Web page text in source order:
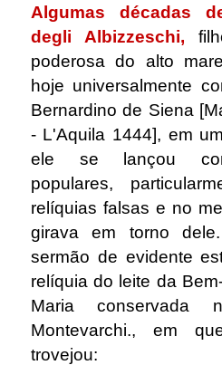
Algumas décadas
degli Albizzeschi,
poderosa do alto
hoje universalmente
Bernardino de Siena
- L'Aquila 1444], em
ele se lançou
populares,
relíquias falsas e no
girava em torno
sermão de evidente
relíquia do leite da
Maria conservada
Montevarchi., em
trovejou: